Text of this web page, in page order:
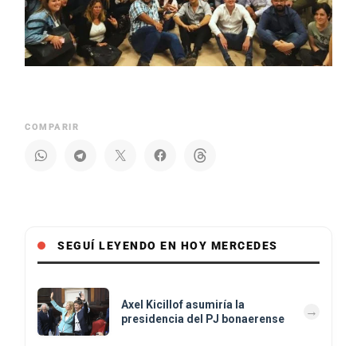
COMPARIR
SEGUÍ LEYENDO EN HOY MERCEDES
Axel Kicillof asumiría la
presidencia del PJ bonaerense